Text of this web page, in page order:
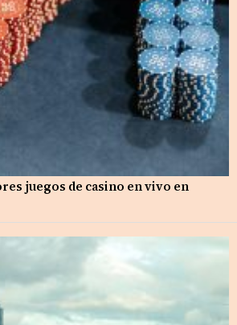
juegos de casino en vivo en